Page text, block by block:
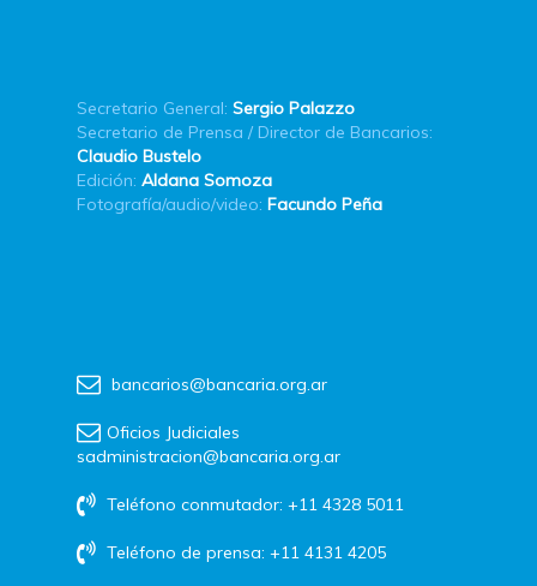
Secretario General: Sergio Palazzo
Secretario de Prensa / Director de Bancarios:
Claudio Bustelo
Edición: Aldana Somoza
Fotografía/audio/video: Facundo Peña
bancarios@bancaria.org.ar
Oficios Judiciales
sadministracion@bancaria.org.ar
Teléfono conmutador: +11 4328 5011
Teléfono de prensa: +11 4131 4205